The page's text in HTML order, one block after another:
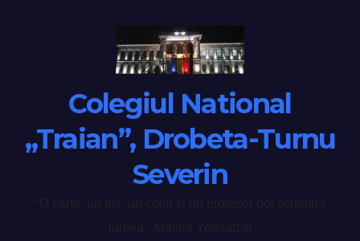
Colegiul National
„Traian”, Drobeta-Turnu
Severin